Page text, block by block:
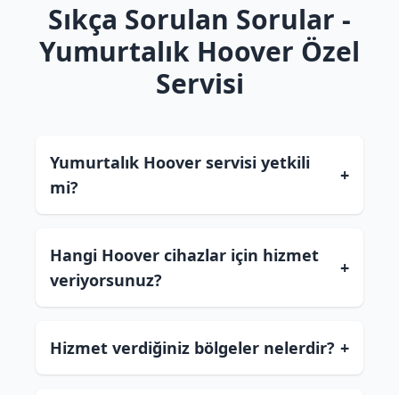
Sıkça Sorulan Sorular -
Yumurtalık Hoover Özel
Servisi
Yumurtalık Hoover servisi yetkili
mi?
+
Hangi Hoover cihazlar için hizmet
veriyorsunuz?
+
Hizmet verdiğiniz bölgeler nelerdir? +